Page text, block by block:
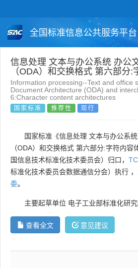
全国标准信息公共服务平台
国家标准 行业标准
团体标准 企业标准
国外标准 技术委员会
信息处理 文本与办公系统 办公
（ODA）和交换格式 第六部分:
Information processing--Text and office
Document Architecture (ODA) and
6:Character content architectures
国家标准 推荐性 现行
国家标准《信息处理 文本与办公系
（ODA）和交换格式 第六部分:字符内容
国信息技术标准化技术委员会）归口，
标准化技术委员会数据通信分会）执行
委。
主要起草单位 电子工业部标准化研
查看全文 意见建议